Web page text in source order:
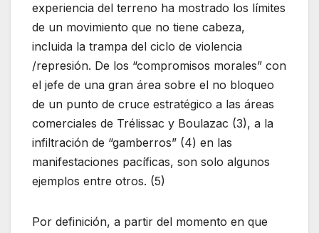
experiencia del terreno ha mostrado los límites
de un movimiento que no tiene cabeza,
incluida la trampa del ciclo de violencia
/represión. De los “compromisos morales” con
el jefe de una gran área sobre el no bloqueo
de un punto de cruce estratégico a las áreas
comerciales de Trélissac y Boulazac (3), a la
infiltración de “gamberros” (4) en las
manifestaciones pacíficas, son solo algunos
ejemplos entre otros. (5)
Por definición, a partir del momento en que